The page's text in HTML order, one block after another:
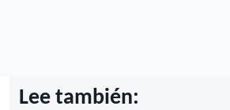
Lee también: